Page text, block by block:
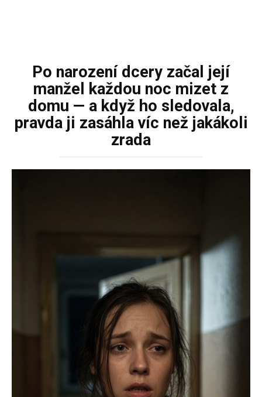
Po narození dcery začal její
manžel každou noc mizet z
domu — a když ho sledovala,
pravda ji zasáhla víc než jakákoli
zrada